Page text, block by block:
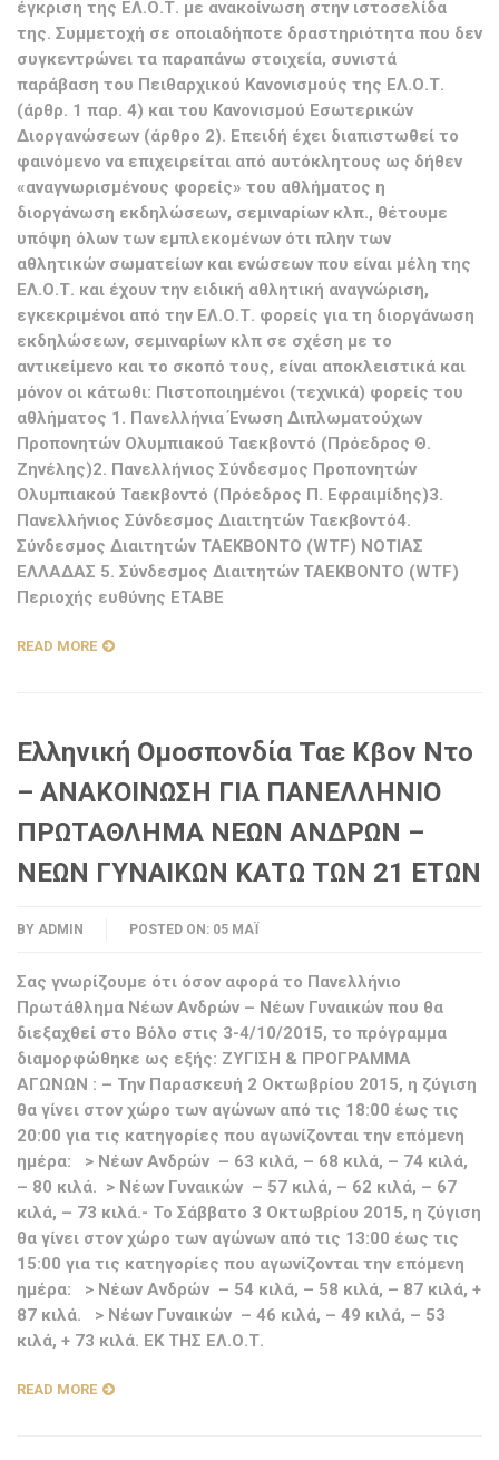
έγκριση της ΕΛ.Ο.Τ. με ανακοίνωση στην ιστοσελίδα
της. Συμμετοχή σε οποιαδήποτε δραστηριότητα που δεν
συγκεντρώνει τα παραπάνω στοιχεία, συνιστά
παράβαση του Πειθαρχικού Κανονισμούς της ΕΛ.Ο.Τ.
(άρθρ. 1 παρ. 4) και του Κανονισμού Εσωτερικών
Διοργανώσεων (άρθρο 2). Επειδή έχει διαπιστωθεί το
φαινόμενο να επιχειρείται από αυτόκλητους ως δήθεν
«αναγνωρισμένους φορείς» του αθλήματος η
διοργάνωση εκδηλώσεων, σεμιναρίων κλπ., θέτουμε
υπόψη όλων των εμπλεκομένων ότι πλην των
αθλητικών σωματείων και ενώσεων που είναι μέλη της
ΕΛ.Ο.Τ. και έχουν την ειδική αθλητική αναγνώριση,
εγκεκριμένοι από την ΕΛ.Ο.Τ. φορείς για τη διοργάνωση
εκδηλώσεων, σεμιναρίων κλπ σε σχέση με το
αντικείμενο και το σκοπό τους, είναι αποκλειστικά και
μόνον οι κάτωθι: Πιστοποιημένοι (τεχνικά) φορείς του
αθλήματος 1. Πανελλήνια Ένωση Διπλωματούχων
Προπονητών Ολυμπιακού Ταεκβοντό (Πρόεδρος Θ.
Ζηνέλης)2. Πανελλήνιος Σύνδεσμος Προπονητών
Ολυμπιακού Ταεκβοντό (Πρόεδρος Π. Εφραιμίδης)3.
Πανελλήνιος Σύνδεσμος Διαιτητών Ταεκβοντό4.
Σύνδεσμος Διαιτητών ΤΑΕΚΒΟΝΤΟ (WTF) ΝΟΤΙΑΣ
ΕΛΛΑΔΑΣ 5. Σύνδεσμος Διαιτητών ΤΑΕΚΒΟΝΤΟ (WTF)
Περιοχής ευθύνης ΕΤΑΒΕ
READ MORE
Ελληνική Ομοσπονδία Ταε Κβον Ντο
– ΑΝΑΚΟΙΝΩΣΗ ΓΙΑ ΠΑΝΕΛΛΗΝΙΟ
ΠΡΩΤΑΘΛΗΜΑ ΝΕΩΝ ΑΝΔΡΩΝ –
ΝΕΩΝ ΓΥΝΑΙΚΩΝ ΚΑΤΩ ΤΩΝ 21 ΕΤΩΝ
BY ADMIN POSTED ON: 05 ΜΆΙ
Σας γνωρίζουμε ότι όσον αφορά το Πανελλήνιο
Πρωτάθλημα Νέων Ανδρών – Νέων Γυναικών που θα
διεξαχθεί στο Βόλο στις 3-4/10/2015, το πρόγραμμα
διαμορφώθηκε ως εξής: ΖΥΓΙΣΗ & ΠΡΟΓΡΑΜΜΑ
ΑΓΩΝΩΝ : – Την Παρασκευή 2 Οκτωβρίου 2015, η ζύγιση
θα γίνει στον χώρο των αγώνων από τις 18:00 έως τις
20:00 για τις κατηγορίες που αγωνίζονται την επόμενη
ημέρα: > Νέων Ανδρών – 63 κιλά, – 68 κιλά, – 74 κιλά,
– 80 κιλά. > Νέων Γυναικών – 57 κιλά, – 62 κιλά, – 67
κιλά, – 73 κιλά.- Το Σάββατο 3 Οκτωβρίου 2015, η ζύγιση
θα γίνει στον χώρο των αγώνων από τις 13:00 έως τις
15:00 για τις κατηγορίες που αγωνίζονται την επόμενη
ημέρα: > Νέων Ανδρών – 54 κιλά, – 58 κιλά, – 87 κιλά, +
87 κιλά. > Νέων Γυναικών – 46 κιλά, – 49 κιλά, – 53
κιλά, + 73 κιλά. ΕΚ ΤΗΣ ΕΛ.Ο.Τ.
READ MORE